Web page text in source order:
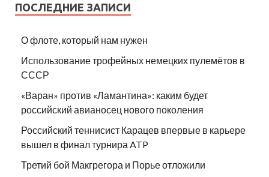
ПОСЛЕДНИЕ ЗАПИСИ
О флоте, который нам нужен
Использование трофейных немецких пулемётов в
СССР
«Варан» против «Ламантина»: каким будет
российский авианосец нового поколения
Российский теннисист Карацев впервые в карьере
вышел в финал турнира ATP
Третий бой Макгрегора и Порье отложили